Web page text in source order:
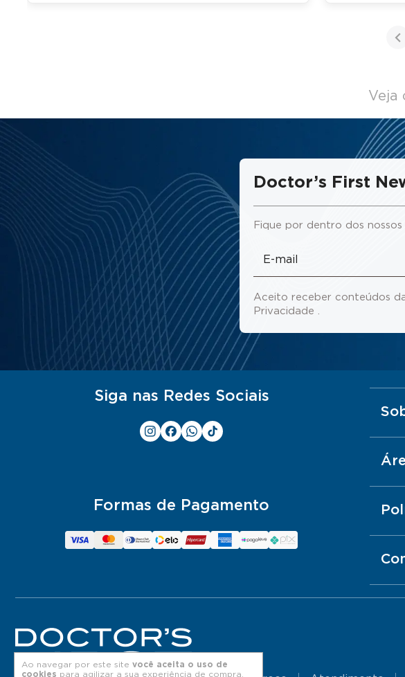
Ao navegar por este site você aceita o uso de
cookies para agilizar a sua experiência de compra.
Veja
Doctor’s First
Fique por dentro dos
Aceito receber conteúdos
Privacidade
Siga nas Redes Sociais
Formas de Pagamento